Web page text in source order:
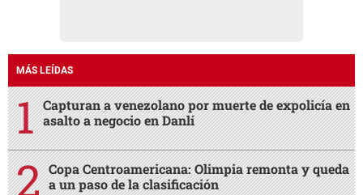
MÁS LEÍDAS
Capturan a venezolano por muerte de expolicía en
asalto a negocio en Danlí
Copa Centroamericana: Olimpia remonta y queda
a un paso de la clasificación